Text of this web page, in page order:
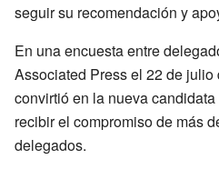
seguir su recomendación y
En una encuesta entre
Associated Press el 22 de
convirtió en la nueva
recibir el compromiso de más
delegados.